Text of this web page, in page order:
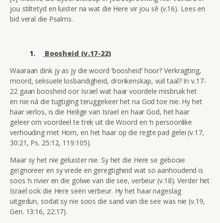
jou stiltetyd en luister na wat die Here vir jou sê (v.16). Lees en
bid veral die Psalms.
Boosheid (v.17-22)
Waaraan dink jy as jy die woord ‘boosheid’ hoor? Verkragting,
moord, seksuele losbandigheid, dronkenskap, vuil taal? In v.17-
22 gaan boosheid oor Israel wat haar voordele misbruik het
en nie ná die tugtiging teruggekeer het na God toe nie. Hy het
haar verlos, is die Heilige van Israel en haar God, het haar
geleer om voordeel te trek uit die Woord en ‘n persoonlike
verhouding met Hom, en het haar op die regte pad gelei (v.17,
30:21, Ps. 25:12, 119:105).
Maar sy het nie geluister nie. Sy het die Here se gebooie
geïgnoreer en sy vrede en geregtigheid wat so aanhoudend is
soos ‘n rivier en die golwe van die see, verbeur (v.18). Verder het
Israel ook die Here seën verbeur. Hy het haar nageslag
uitgedun, sodat sy nie soos die sand van die see was nie (v.19,
Gen. 13:16, 22:17).